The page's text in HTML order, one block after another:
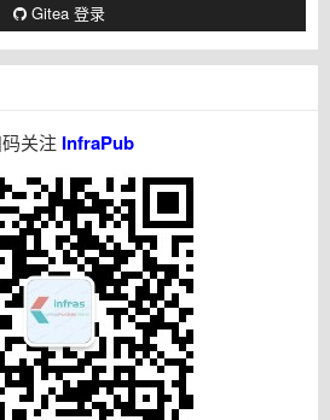
Gitea 登录
关注 InfraPub